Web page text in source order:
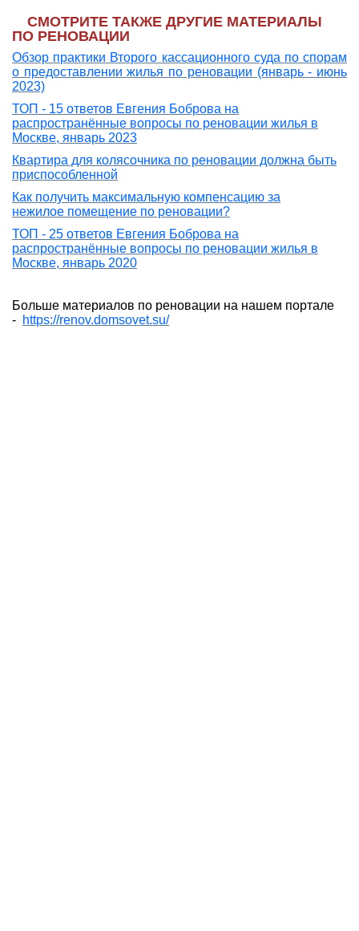
СМОТРИТЕ ТАКЖЕ ДРУГИЕ МАТЕРИАЛЫ
ПО РЕНОВАЦИИ
Обзор практики Второго кассационного суда по спорам
о предоставлении жилья по реновации (январь - июнь
2023)
ТОП - 15 ответов Евгения Боброва на
распространённые вопросы по реновации жилья в
Москве, январь 2023
Квартира для колясочника по реновации должна быть
приспособленной
Как получить максимальную компенсацию за
нежилое помещение по реновации?
ТОП - 25 ответов Евгения Боброва на
распространённые вопросы по реновации жилья в
Москве, январь 2020
Больше материалов по реновации на нашем портале
- https://renov.domsovet.su/